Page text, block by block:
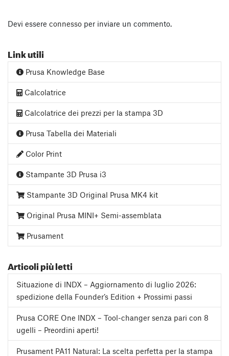
Devi essere connesso per inviare un commento.
Link utili
Prusa Knowledge Base
Calcolatrice
Calcolatrice dei prezzi per la stampa 3D
Prusa Tabella dei Materiali
Color Print
Stampante 3D Prusa i3
Stampante 3D Original Prusa MK4 kit
Original Prusa MINI+ Semi-assemblata
Prusament
Articoli più letti
Situazione di INDX – Aggiornamento di luglio 2026:
spedizione della Founder’s Edition + Prossimi passi
Prusa CORE One INDX – Tool-changer senza pari con 8
ugelli – Preordini aperti!
Prusament PA11 Natural: La scelta perfetta per la stampa